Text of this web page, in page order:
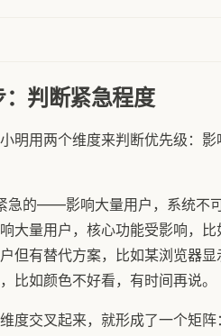
：判断紧急程度
明用两个维度来判断优先级：
急的——影响大量用户，系统不
大量用户，核心功能受影响，
但有替代方案，比如某浏览器
比如颜色不好看，有时间再说。
度交叉起来，就形成了一个矩阵：